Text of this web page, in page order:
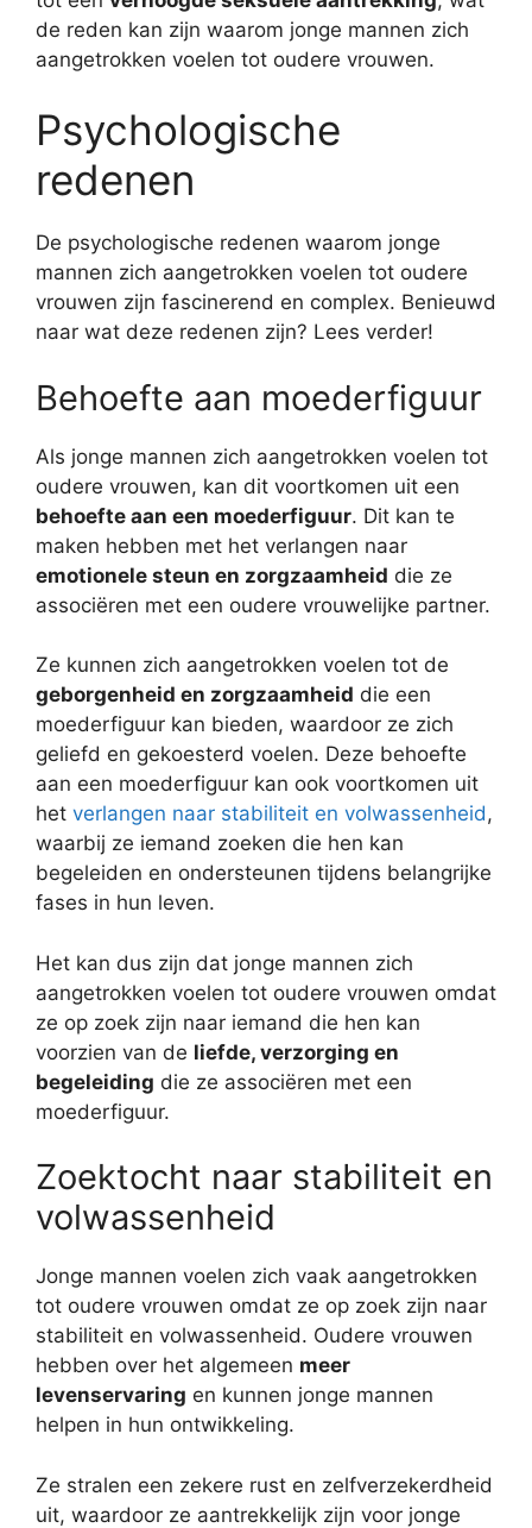
de reden kan zijn waarom jonge mannen zich
aangetrokken voelen tot oudere vrouwen.
Psychologische
redenen
De psychologische redenen waarom jonge
mannen zich aangetrokken voelen tot oudere
vrouwen zijn fascinerend en complex. Benieuwd
naar wat deze redenen zijn? Lees verder!
Behoefte aan moederfiguur
Als jonge mannen zich aangetrokken voelen tot
oudere vrouwen, kan dit voortkomen uit een
behoefte aan een moederfiguur. Dit kan te
maken hebben met het verlangen naar
emotionele steun en zorgzaamheid die ze
associëren met een oudere vrouwelijke partner.
Ze kunnen zich aangetrokken voelen tot de
geborgenheid en zorgzaamheid die een
moederfiguur kan bieden, waardoor ze zich
geliefd en gekoesterd voelen. Deze behoefte
aan een moederfiguur kan ook voortkomen uit
het verlangen naar stabiliteit en volwassenheid,
waarbij ze iemand zoeken die hen kan
begeleiden en ondersteunen tijdens belangrijke
fases in hun leven.
Het kan dus zijn dat jonge mannen zich
aangetrokken voelen tot oudere vrouwen omdat
ze op zoek zijn naar iemand die hen kan
voorzien van de liefde, verzorging en
begeleiding die ze associëren met een
moederfiguur.
Zoektocht naar stabiliteit en
volwassenheid
Jonge mannen voelen zich vaak aangetrokken
tot oudere vrouwen omdat ze op zoek zijn naar
stabiliteit en volwassenheid. Oudere vrouwen
hebben over het algemeen meer
levenservaring en kunnen jonge mannen
helpen in hun ontwikkeling.
Ze stralen een zekere rust en zelfverzekerdheid
uit, waardoor ze aantrekkelijk zijn voor jonge